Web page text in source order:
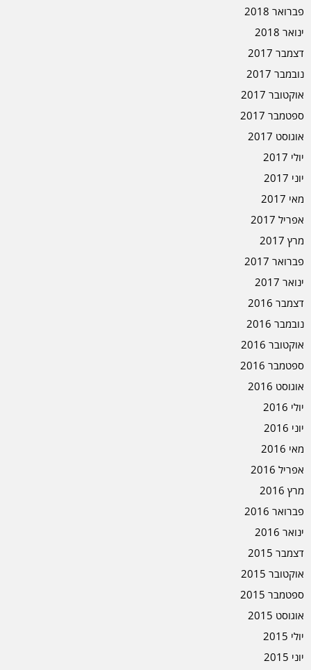
פברואר 2018
ינואר 2018
דצמבר 2017
נובמבר 2017
אוקטובר 2017
ספטמבר 2017
אוגוסט 2017
יולי 2017
יוני 2017
מאי 2017
אפריל 2017
מרץ 2017
פברואר 2017
ינואר 2017
דצמבר 2016
נובמבר 2016
אוקטובר 2016
ספטמבר 2016
אוגוסט 2016
יולי 2016
יוני 2016
מאי 2016
אפריל 2016
מרץ 2016
פברואר 2016
ינואר 2016
דצמבר 2015
אוקטובר 2015
ספטמבר 2015
אוגוסט 2015
יולי 2015
יוני 2015